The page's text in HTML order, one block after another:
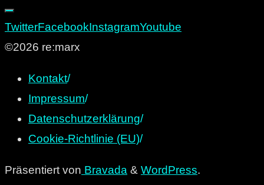
besten
Bücher
Chemnitz,
die
man
gelesen
haben
TwitterFacebookInstagramYoutube
©2026 re:marx
Kontakt/
Impressum/
Datenschutzerklärung/
Cookie-Richtlinie (EU)/
Präsentiert von Bravada & WordPress.